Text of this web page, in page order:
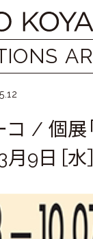
コ / 個
月9日［水